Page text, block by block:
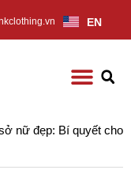
EN
nữ đẹp: Bí quyết cho